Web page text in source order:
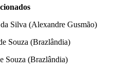
Silva (Alexandre Gusmão)
Souza (Brazlândia)
Souza (Brazlândia)